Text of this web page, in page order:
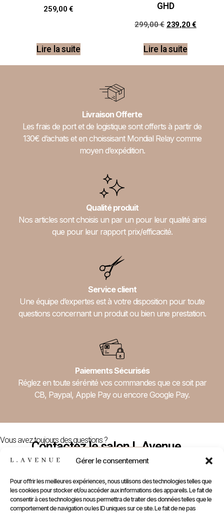
Gérer le consentement
Pour offrir les meilleures expériences, nous utilisons des technologies telles que
les cookies pour stocker et/ou accéder aux informations des appareils. Le fait de
consentir à ces technologies nous permettra de traiter des données telles que le
comportement de navigation ou les ID uniques sur ce site. Le fait de ne pas
259,00€
Lire la suite
GHD
299,00€ 239,20€
Lire la suite
Livraison Offerte
Les frais de port et de logistique sont offerts à partir de
130€ d’achats et en choissisant Mondial Relay comme
moyen d’expédition.
Qualité produit
Nos articles sont choisis un par un pour leur qualité ainsi
que pour leur rapport prix/efficacité.
Service client
Une équipe d’expertes est à votre disposition pour toute
questions concernant un produit ou bien une prestation.
Paiements Sécurisés
Réglez en toute sérénité vos commandes que ce soit par
CB, Paypal, Apple Pay ou encore Google Pay.
Vous avez toujours des questions ?
Contactez le salon L.Avenue
Nous Contacter
E-
Compte Prendre